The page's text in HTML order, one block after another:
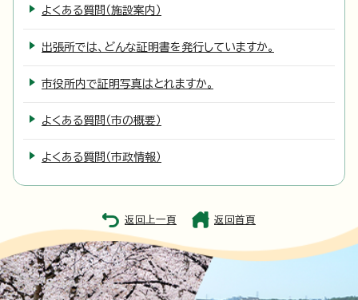
よくある質問（施設案内）
出張所では、どんな証明書を発行していますか。
市役所内で証明写真はとれますか。
よくある質問（市の概要）
よくある質問（市政情報）
返回上一頁 返回首頁